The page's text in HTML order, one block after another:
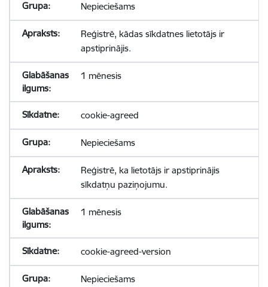
Nepieciešams
Reģistrē, kādas sīkdatnes lietotājs ir
apstiprinājis.
1 mēnesis
cookie-agreed
Nepieciešams
Reģistrē, ka lietotājs ir apstiprinājis
sīkdatņu paziņojumu.
1 mēnesis
cookie-agreed-version
Nepieciešams